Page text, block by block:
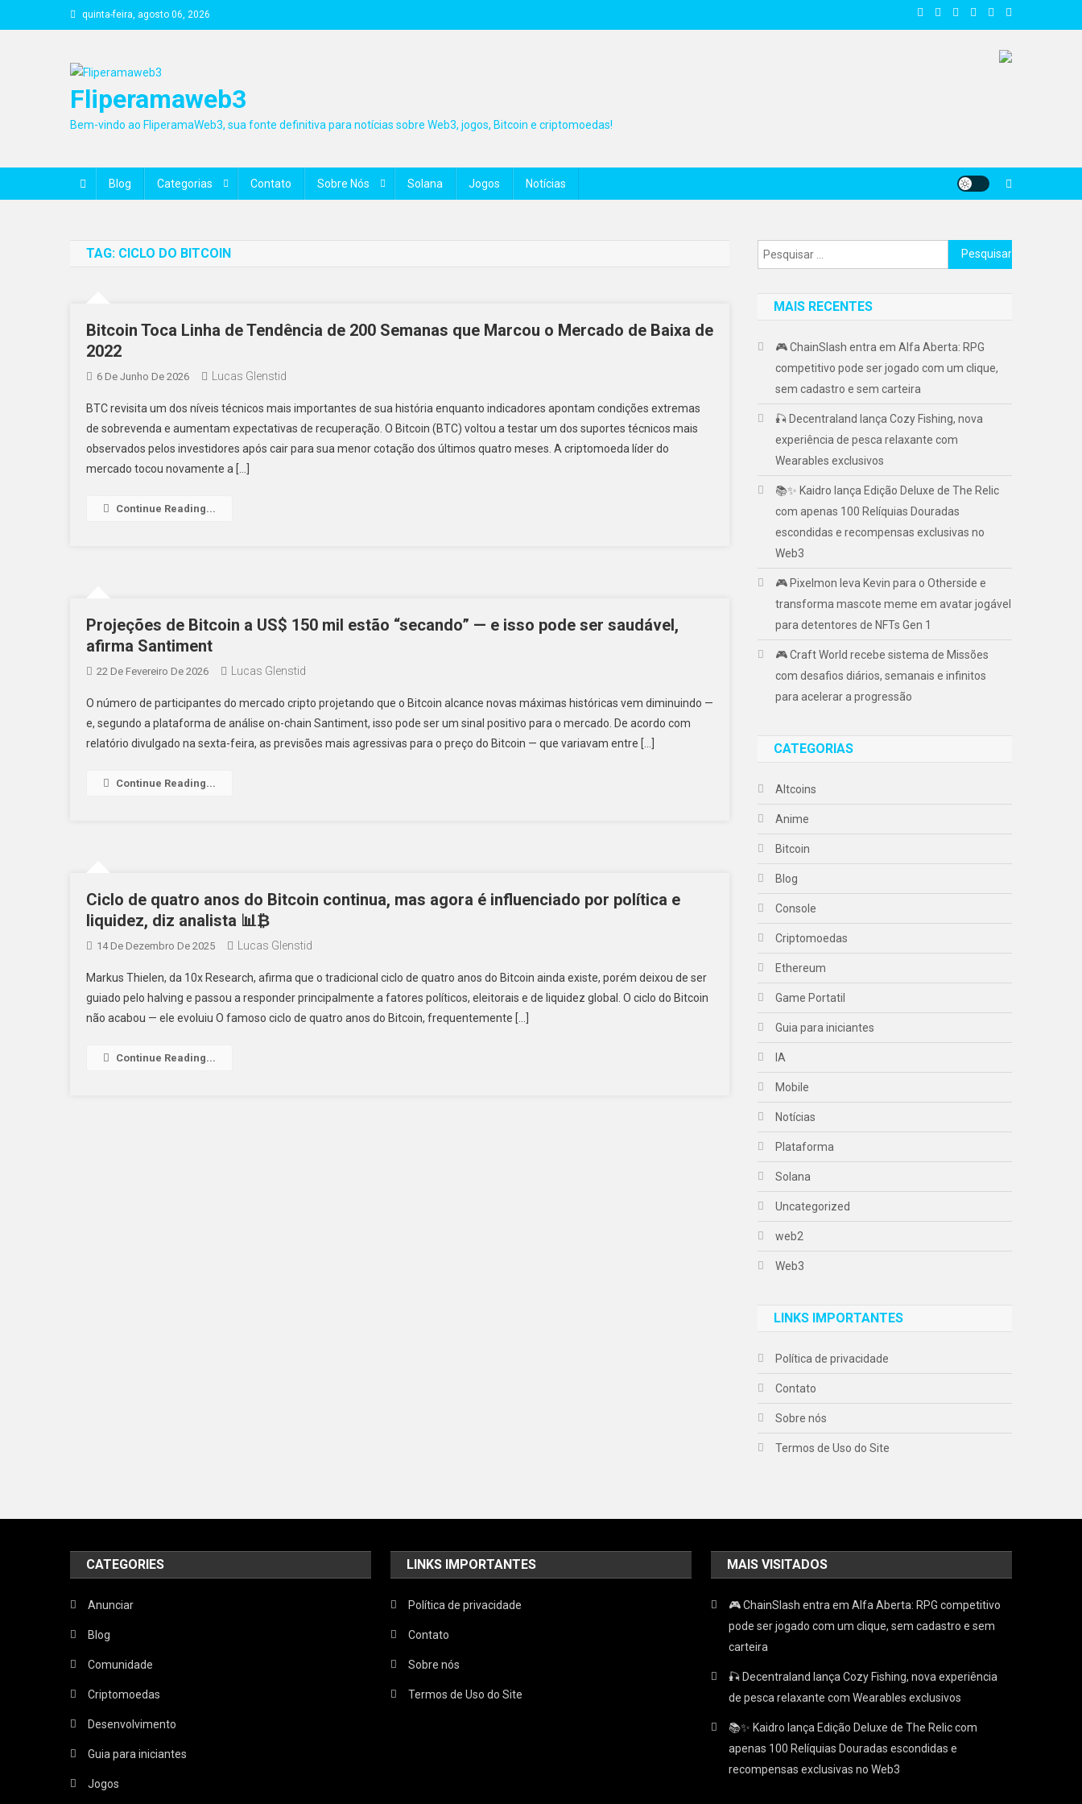
to
quinta-feira, agosto 06, 2026
Fliperamaweb3
Bem-vindo ao FliperamaWeb3, sua fonte definitiva para notícias sobre Web3, jogos, Bitcoin e criptomoedas!
Blog Categorias Contato Sobre Nós Solana Jogos Notícias
TAG: CICLO DO BITCOIN
Bitcoin Toca Linha de Tendência de 200 Semanas que Marcou o Mercado de Baixa de
2022
6 De Junho De 2026 Lucas Glenstid
BTC revisita um dos níveis técnicos mais importantes de sua história enquanto indicadores apontam condições extremas
de sobrevenda e aumentam expectativas de recuperação. O Bitcoin (BTC) voltou a testar um dos suportes técnicos mais
observados pelos investidores após cair para sua menor cotação dos últimos quatro meses. A criptomoeda líder do
mercado tocou novamente a […]
Continue Reading...
Projeções de Bitcoin a US$ 150 mil estão “secando” — e isso pode ser saudável,
afirma Santiment
22 De Fevereiro De 2026 Lucas Glenstid
O número de participantes do mercado cripto projetando que o Bitcoin alcance novas máximas históricas vem diminuindo —
e, segundo a plataforma de análise on-chain Santiment, isso pode ser um sinal positivo para o mercado. De acordo com
relatório divulgado na sexta-feira, as previsões mais agressivas para o preço do Bitcoin — que variavam entre […]
Continue Reading...
Ciclo de quatro anos do Bitcoin continua, mas agora é influenciado por política e
liquidez, diz analista 📊₿
14 De Dezembro De 2025 Lucas Glenstid
Markus Thielen, da 10x Research, afirma que o tradicional ciclo de quatro anos do Bitcoin ainda existe, porém deixou de ser
guiado pelo halving e passou a responder principalmente a fatores políticos, eleitorais e de liquidez global. O ciclo do Bitcoin
não acabou — ele evoluiu O famoso ciclo de quatro anos do Bitcoin, frequentemente […]
Continue Reading...
Pesquisar
por:
MAIS RECENTES
🎮 ChainSlash entra em Alfa Aberta: RPG
competitivo pode ser jogado com um clique,
sem cadastro e sem carteira
🎣 Decentraland lança Cozy Fishing, nova
experiência de pesca relaxante com
Wearables exclusivos
📚✨ Kaidro lança Edição Deluxe de The Relic
com apenas 100 Relíquias Douradas
escondidas e recompensas exclusivas no
Web3
🎮 Pixelmon leva Kevin para o Otherside e
transforma mascote meme em avatar jogável
para detentores de NFTs Gen 1
🎮 Craft World recebe sistema de Missões
com desafios diários, semanais e infinitos
para acelerar a progressão
CATEGORIAS
Altcoins
Anime
Bitcoin
Blog
Console
Criptomoedas
Ethereum
Game Portatil
Guia para iniciantes
IA
Mobile
Notícias
Plataforma
Solana
Uncategorized
web2
Web3
LINKS IMPORTANTES
Política de privacidade
Contato
Sobre nós
Termos de Uso do Site
CATEGORIES
Anunciar
Blog
Comunidade
Criptomoedas
Desenvolvimento
Guia para iniciantes
Jogos
LINKS IMPORTANTES
Política de privacidade
Contato
Sobre nós
Termos de Uso do Site
MAIS VISITADOS
🎮 ChainSlash entra em Alfa Aberta: RPG competitivo
pode ser jogado com um clique, sem cadastro e sem
carteira
🎣 Decentraland lança Cozy Fishing, nova experiência
de pesca relaxante com Wearables exclusivos
📚✨ Kaidro lança Edição Deluxe de The Relic com
apenas 100 Relíquias Douradas escondidas e
recompensas exclusivas no Web3